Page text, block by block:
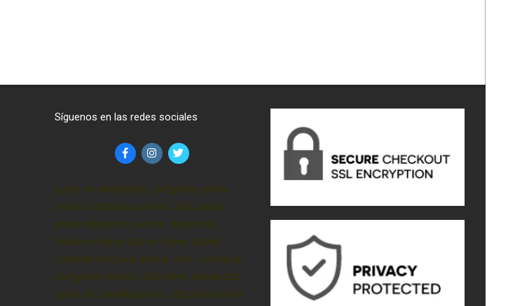
Síguenos en las redes sociales
gotas de cbd precio, cbd gotas precio
méxico, cbd gotas precio, cbd precio,
gotas cbd precio, aceite cbd precio,
donde comprar cbd en cdmx, donde
comprar cbd para dormir, cbd – comprar,
cbd gotas méxico, cbd cdmx, pluma cbd,
gotas de cannabi precio, cbd para dormir